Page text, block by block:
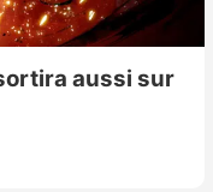
aussi sur